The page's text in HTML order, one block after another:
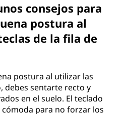
consejos para
postura al
de la fila de
postura al utilizar las
debes sentarte recto y
en el suelo. El teclado
para no forzar los